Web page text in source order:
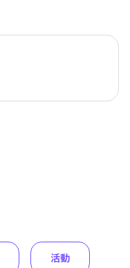
活動